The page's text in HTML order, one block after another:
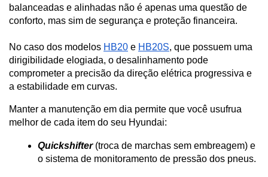
balanceadas e alinhadas não é apenas uma questão de
conforto, mas sim de segurança e proteção financeira.
No caso dos modelos HB20 e HB20S, que possuem uma
dirigibilidade elogiada, o desalinhamento pode
comprometer a precisão da direção elétrica progressiva e
a estabilidade em curvas.
Manter a manutenção em dia permite que você usufrua
melhor de cada item do seu Hyundai:
Quickshifter (troca de marchas sem embreagem) e
o sistema de monitoramento de pressão dos pneus.